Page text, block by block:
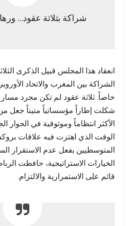
شراكة بثلاثة عقود…
انعقاد هذا المجلس قبيل الذكرى
الشراكة بين المغرب والاتحاد
خاصاً. ثلاثة عقود لم تكن مجرد مسار
شكلت إطاراً مؤسساتياً متيناً جعل
الأكثر انتظاماً وموثوقية في الجوار
الوقت الذي اهتزت فيه علاقات
المتوسطيين بفعل عدم الاستقرار
الخيارات الاستراتيجية، حافظت
قائم على الاستمرارية والالتزام.